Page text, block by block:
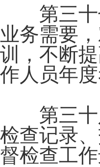
第三十
业务需要
训，不断
作人员年
第三十
检查记录
督检查工作